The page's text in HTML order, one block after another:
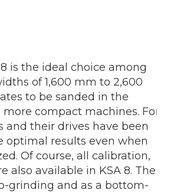
is the ideal choice among
of 1,600 mm to 2,600
to be sanded in the
compact machines. For
and their drives have been
optimal results even when
Of course, all calibration,
also available in KSA 8. The
grinding and as a bottom-